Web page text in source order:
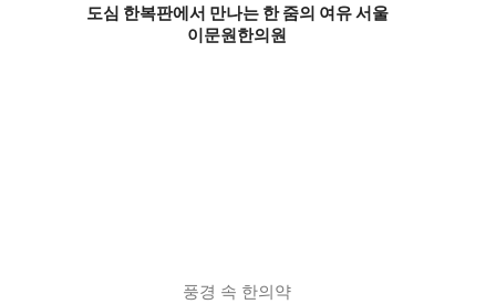
도심 한복판에서 만나는 한 줌의 여유 서울
이문원한의원
풍경 속 한의약